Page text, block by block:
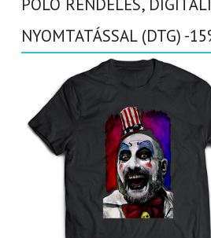
PÓLÓ RENDELÉS,
NYOMTATÁSSAL (DTG) -